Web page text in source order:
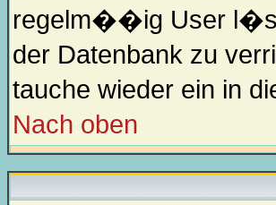
regelm��ig User
der Datenbank zu
tauche wieder ein in
Nach oben